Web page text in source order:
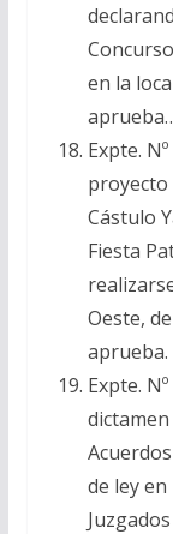
en la
Expte.
proyecto
Cástulo
Fiesta
Oeste,
Expte.
dictamen
de ley